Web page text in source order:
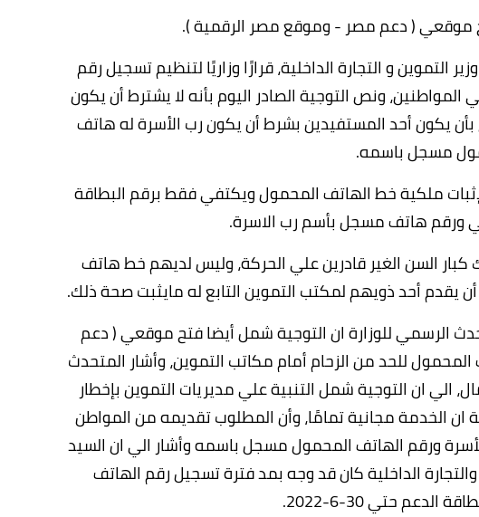
موقعي ( دعم مصر - وموقع مصر الرقمية ).
التموين و التجارة الداخلية، قرارًا وزاريًا لتنظيم تسجيل رقم
ونص التوجية الصادر اليوم بأنه لا يشترط أن يكون
يكون أحد المستفيدين بشرط أن يكون رب الأسرة له هاتف
مسجل باسمه.
ملكية خط الهاتف المحمول ويكتفي فقط برقم البطاقة
ورقم هاتف مسجل بأسم رب الاسرة.
السن الغير قادرين علي الحركة، وليس لديهم خط هاتف
أحد ذويهم لمكتب التموين التابع له مايثبت صحة ذلك.
الرسمي للوزارة ان التوجية شمل أيضا فتح موقعي ( دعم
للحد من الزحام أمام مكاتب التموين، وأشار المتحدث
الي ان التوجية شمل التنبية علي مديريات التموين بإخطار
ان الخدمة مجانية تمامًا، وأن المطلوب تقديمه من المواطن
ورقم الهاتف المحمول مسجل باسمه وأشار الي ان السيد
الداخلية كان قد وجه بمد فترة تسجيل رقم الهاتف
حتي 30-6-2022.